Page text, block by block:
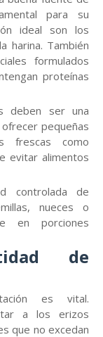
para su
ideal son los
harina. También
formulados
proteínas
deben ser una
pequeñas
frescas como
evitar alimentos
controlada de
nueces o
en porciones
de
es vital.
a los erizos
que no excedan